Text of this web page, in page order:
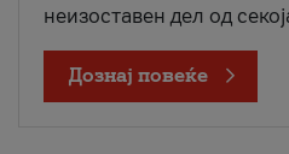
неизоставен дел од
Дознај повеќе